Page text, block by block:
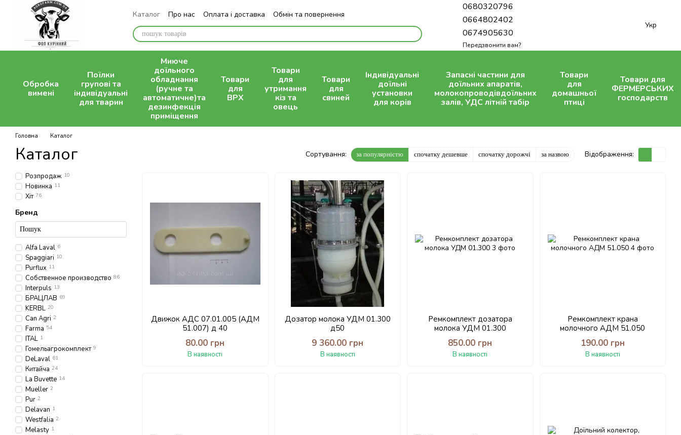
Перейти до основного контенту
Каталог Про нас Оплата і доставка
Обмін та повернення
Контактна інформація
Блог
0680320796
0664802402
0674905630
Передзвонити вам?
Укр
Обробка
вимені
Поїлки
групові та
індивідуальні
для тварин
Миюче
доїльного
обладнання
(ручне та
автоматичне)та
дезинфекція
приміщення
Товари
для
ВРХ
Товари
для
утримання
кіз та
овець
Товари
для
свиней
Індивідуальні
доїльні
установки
для корів
Запасні частини для
доїльних апаратів,
молокопроводівдоїльних
залів, УДС літній табір
Товари
для
домашньої
птиці
Товари для
ФЕРМЕРСЬКИХ
господарств
Головна Каталог
Каталог Сортування: за популярністю спочатку дешевше спочатку дорожчі за назвою Відображення:
Движок АДС 07.01.005 (АДМ
51.007) д 40
80.00 грн
В наявності
Дозатор молока УДМ 01.300
д50
9 360.00 грн
В наявності
Ремкомплект дозатора
молока УДМ 01.300
850.00 грн
В наявності
Ремкомплект крана
молочного АДМ 51.050
190.00 грн
В наявності
Розпродаж 10
Новинка 11
Хіт 76
Бренд
Alfa Laval 6
Spaggiari 10
Purflux 11
Собственное производство 86
Interpuls 13
БРАЦЛАВ 69
KERBL 20
Can Agri 2
Farma 54
ITAL 1
Гомельагрокомплект 9
DeLaval 61
Китайча 24
La Buvette 14
Mueller 2
Pur 2
Delavan 1
Westfalia 2
Melasty 1